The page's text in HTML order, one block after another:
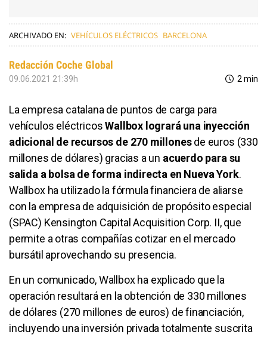
ARCHIVADO EN: VEHÍCULOS ELÉCTRICOS BARCELONA
Redacción Coche Global
09.06.2021 21:39h 2 min
La empresa catalana de puntos de carga para
vehículos eléctricosWallbox logrará una inyección
adicional de recursos de 270 millonesde euros (330
millones de dólares) gracias a un acuerdo para su
salida a bolsa de forma indirecta en Nueva York.
Wallbox ha utilizado la fórmula financiera de aliarse
con la empresa de adquisición de propósito especial
(SPAC) Kensington Capital Acquisition Corp. II, que
permite a otras compañías cotizar en el mercado
bursátil aprovechando su presencia.
En un comunicado, Wallbox ha explicado que la
operación resultará en la obtención de 330 millones
de dólares (270 millones de euros) de financiación,
incluyendo una inversión privada totalmente suscrita